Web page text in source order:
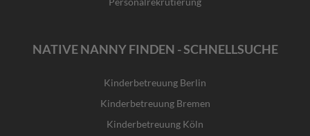
NATIVE NANNY FINDEN - SCHNELLSUCHE
Kinderbetreuung Berlin
Kinderbetreuung Bremen
Kinderbetreuung Köln